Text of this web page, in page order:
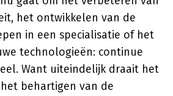
het ontwikkelen van de
in een specialisatie of het
technologieën: continue
Want uiteindelijk draait het
behartigen van de